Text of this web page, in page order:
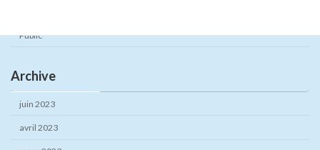
Public
Archive
juin 2023
avril 2023